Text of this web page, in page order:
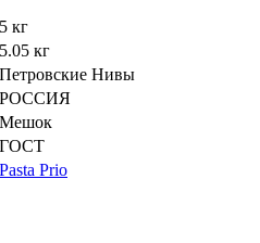
5 кг
5.05 кг
Петровские Нивы
РОССИЯ
Мешок
ГОСТ
Pasta Prio